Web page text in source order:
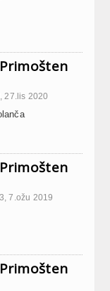
27.lis 2020
7.ožu 2019